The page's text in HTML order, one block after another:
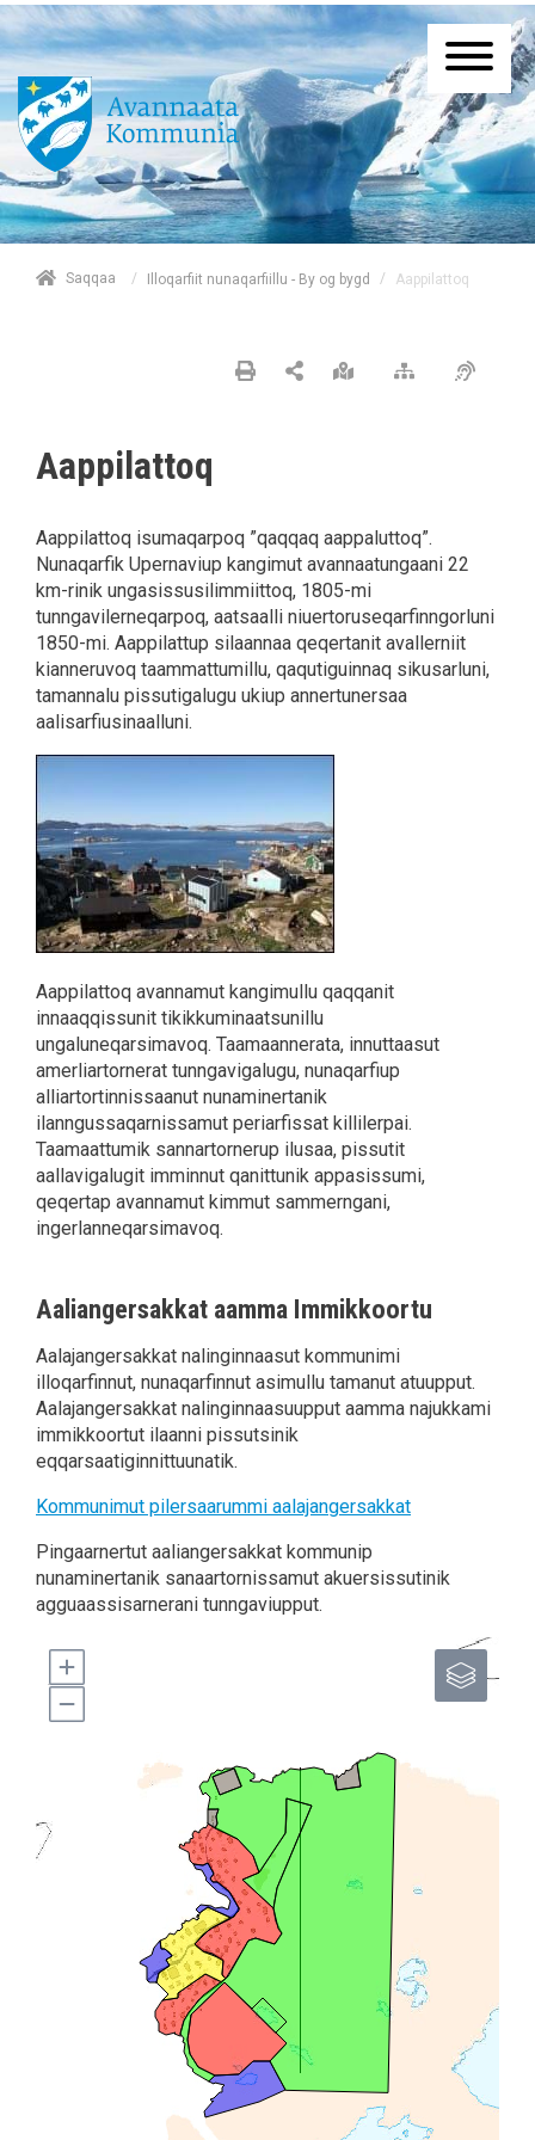
Saqqaa / Illoqarfiit nunaqarfiillu - By og bygd / Aappilattoq
Aappilattoq
Aappilattoq isumaqarpoq ”qaqqaq aappaluttoq”.
Nunaqarfik Upernaviup kangimut avannaatungaani 22
km-rinik ungasissusilimmiittoq, 1805-mi
tunngavilerneqarpoq, aatsaalli niuertoruseqarfinngorluni
1850-mi. Aappilattup silaannaa qeqertanit avallerniit
kianneruvoq taammattumillu, qaqutiguinnaq sikusarluni,
tamannalu pissutigalugu ukiup annertunersaa
aalisarfiusinaalluni.
Aappilattoq avannamut kangimullu qaqqanit
innaaqqissunit tikikkuminaatsunillu
ungaluneqarsimavoq. Taamaannerata, innuttaasut
amerliartornerat tunngavigalugu, nunaqarfiup
alliartortinnissaanut nunaminertanik
ilanngussaqarnissamut periarfissat killilerpai.
Taamaattumik sannartornerup ilusaa, pissutit
aallavigalugit imminnut qanittunik appasissumi,
qeqertap avannamut kimmut sammerngani,
ingerlanneqarsimavoq.
Aaliangersakkat aamma Immikkoortu
Aalajangersakkat nalinginnaasut kommunimi
illoqarfinnut, nunaqarfinnut asimullu tamanut atuupput.
Aalajangersakkat nalinginnaasuupput aamma najukkami
immikkoortut ilaanni pissutsinik
eqqarsaatiginnittuunatik.
Kommunimut pilersaarummi aalajangersakkat
Pingaarnertut aaliangersakkat kommunip
nunaminertanik sanaartornissamut akuersissutinik
agguaassisarnerani tunngaviupput.